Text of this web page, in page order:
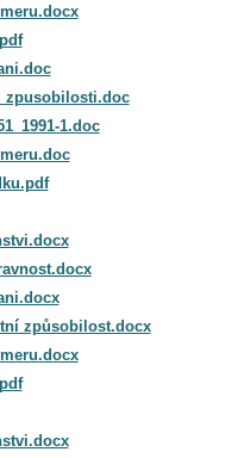
1.doc
způsobilost.docx